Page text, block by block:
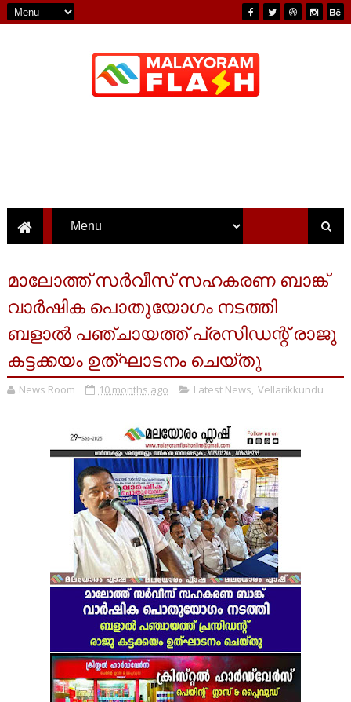
മാലോത്ത് സർവീസ് സഹകരണ ബാങ്ക്
വാർഷിക പൊതുയോഗം നടത്തി
ബളാൽ പഞ്ചായത്ത് പ്രസിഡന്റ് രാജു
കട്ടക്കയം ഉത്ഘാടനം ചെയ്തു
News Room 10 months ago Latest News, Vellarikkundu